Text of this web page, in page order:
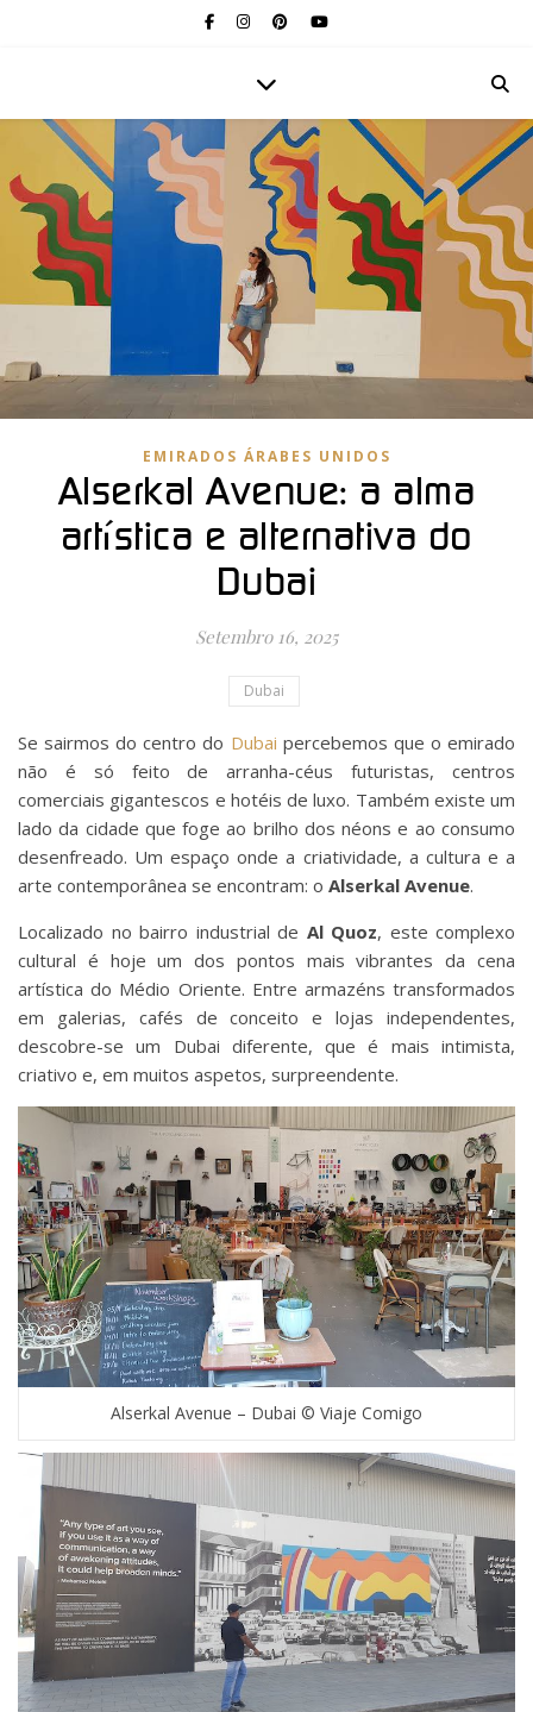
EMIRADOS ÁRABES UNIDOS
Alserkal Avenue: a alma
artística e alternativa do
Dubai
Setembro 16, 2025
Dubai
Se sairmos do centro do Dubai percebemos que o emirado
não é só feito de arranha-céus futuristas, centros
comerciais gigantescos e hotéis de luxo. Também existe um
lado da cidade que foge ao brilho dos néons e ao consumo
desenfreado. Um espaço onde a criatividade, a cultura e a
arte contemporânea se encontram: o Alserkal Avenue.
Localizado no bairro industrial de Al Quoz, este complexo
cultural é hoje um dos pontos mais vibrantes da cena
artística do Médio Oriente. Entre armazéns transformados
em galerias, cafés de conceito e lojas independentes,
descobre-se um Dubai diferente, que é mais intimista,
criativo e, em muitos aspetos, surpreendente.
Alserkal Avenue – Dubai © Viaje Comigo